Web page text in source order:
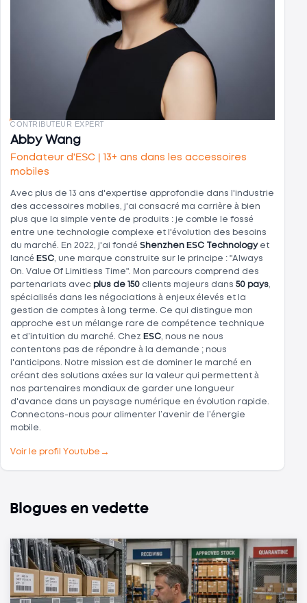
CONTRIBUTEUR EXPERT
Abby Wang
Fondateur d'ESC | 13+ ans dans les accessoires
mobiles
Avec plus de 13 ans d'expertise approfondie dans l'industrie
des accessoires mobiles, j'ai consacré ma carrière à bien
plus que la simple vente de produits : je comble le fossé
entre une technologie complexe et l'évolution des besoins
du marché. En 2022, j'ai fondé Shenzhen ESC Technologyet
lancé ESC, une marque construite sur le principe : "Always
On. Value Of Limitless Time". Mon parcours comprend des
partenariats avec plus de 150 clients majeurs dans 50 pays,
spécialisés dans les négociations à enjeux élevés et la
gestion de comptes à long terme. Ce qui distingue mon
approche est un mélange rare de compétence technique
et d’intuition du marché. Chez ESC, nous ne nous
contentons pas de répondre à la demande ; nous
l'anticipons. Notre mission est de dominer le marché en
créant des solutions axées sur la valeur qui permettent à
nos partenaires mondiaux de garder une longueur
d'avance dans un paysage numérique en évolution rapide.
Connectons-nous pour alimenter l’avenir de l’énergie
mobile.
Voir le profil Youtube →
Blogues en vedette